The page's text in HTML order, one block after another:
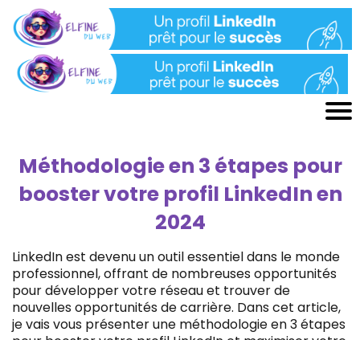
Méthodologie en 3 étapes pour
booster votre profil LinkedIn en
2024
LinkedIn est devenu un outil essentiel dans le monde
professionnel, offrant de nombreuses opportunités
pour développer votre réseau et trouver de
nouvelles opportunités de carrière. Dans cet article,
je vais vous présenter une méthodologie en 3 étapes